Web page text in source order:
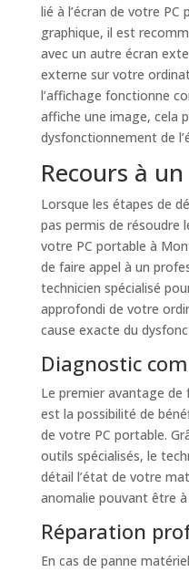
lié à l’écran de votre
graphique, il est
avec un autre écran
externe sur votre
l’affichage fonctionne
affiche une image, cela
dysfonctionnement de
Recours à
Lorsque les étapes de
pas permis de résoudre
votre PC portable à
de faire appel à un
technicien spécialisé
approfondi de votre
cause exacte du
Diagnostic
Le premier avantage de
est la possibilité de
de votre PC portable.
outils spécialisés, le
détail l’état de votre
anomalie pouvant être à
Réparation
En cas de panne